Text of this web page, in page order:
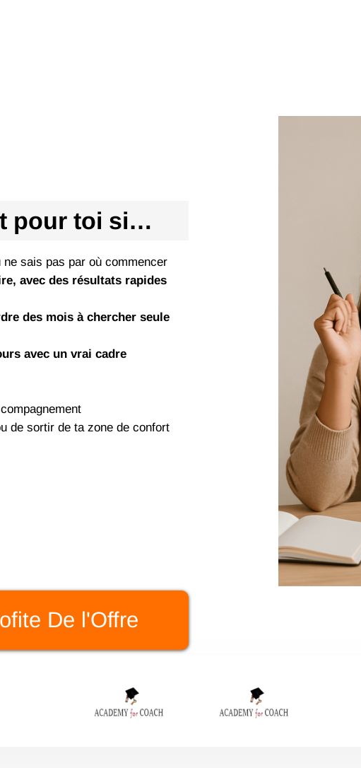
pour toi si…
sais pas par où commencer
avec des résultats rapides
des mois à chercher seule
avec un vrai cadre
de sortir de ta zone de confort
De l'Offre